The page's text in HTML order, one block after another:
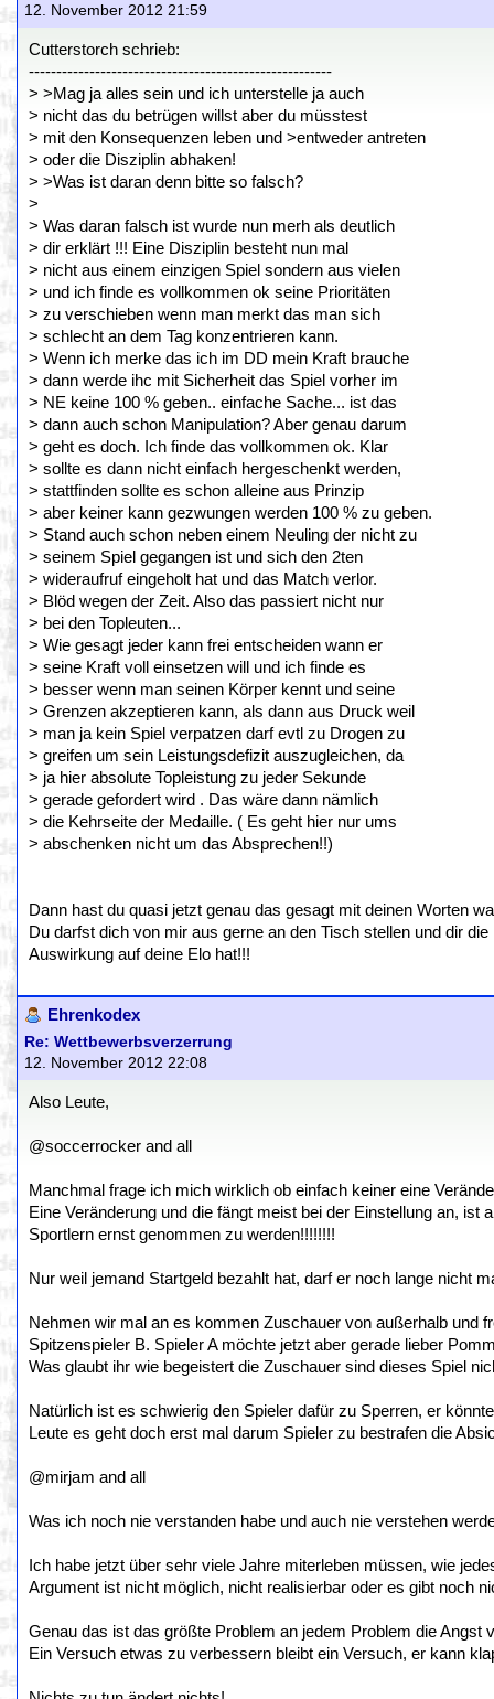
12. November 2012 21:59
Cutterstorch schrieb:
-------------------------------------------------------
> >Mag ja alles sein und ich unterstelle ja auch
> nicht das du betrügen willst aber du müsstest
> mit den Konsequenzen leben und >entweder antreten
> oder die Disziplin abhaken!
> >Was ist daran denn bitte so falsch?
>
> Was daran falsch ist wurde nun merh als deutlich
> dir erklärt !!! Eine Disziplin besteht nun mal
> nicht aus einem einzigen Spiel sondern aus vielen
> und ich finde es vollkommen ok seine Prioritäten
> zu verschieben wenn man merkt das man sich
> schlecht an dem Tag konzentrieren kann.
> Wenn ich merke das ich im DD mein Kraft brauche
> dann werde ihc mit Sicherheit das Spiel vorher im
> NE keine 100 % geben.. einfache Sache... ist das
> dann auch schon Manipulation? Aber genau darum
> geht es doch. Ich finde das vollkommen ok. Klar
> sollte es dann nicht einfach hergeschenkt werden,
> stattfinden sollte es schon alleine aus Prinzip
> aber keiner kann gezwungen werden 100 % zu geben.
> Stand auch schon neben einem Neuling der nicht zu
> seinem Spiel gegangen ist und sich den 2ten
> wideraufruf eingeholt hat und das Match verlor.
> Blöd wegen der Zeit. Also das passiert nicht nur
> bei den Topleuten...
> Wie gesagt jeder kann frei entscheiden wann er
> seine Kraft voll einsetzen will und ich finde es
> besser wenn man seinen Körper kennt und seine
> Grenzen akzeptieren kann, als dann aus Druck weil
> man ja kein Spiel verpatzen darf evtl zu Drogen zu
> greifen um sein Leistungsdefizit auszugleichen, da
> ja hier absolute Topleistung zu jeder Sekunde
> gerade gefordert wird . Das wäre dann nämlich
> die Kehrseite der Medaille. ( Es geht hier nur ums
> abschenken nicht um das Absprechen!!)
Dann hast du quasi jetzt genau das gesagt mit deinen Worten
Du darfst dich von mir aus gerne an den Tisch stellen und dir
Auswirkung auf deine Elo hat!!!
Ehrenkodex
Re: Wettbewerbsverzerrung
12. November 2012 22:08
Also Leute,
@soccerrocker and all
Manchmal frage ich mich wirklich ob einfach keiner eine
Eine Veränderung und die fängt meist bei der Einstellung an,
Sportlern ernst genommen zu werden!!!!!!!!
Nur weil jemand Startgeld bezahlt hat, darf er noch lange nicht
Nehmen wir mal an es kommen Zuschauer von außerhalb und
Spitzenspieler B. Spieler A möchte jetzt aber gerade lieber
Was glaubt ihr wie begeistert die Zuschauer sind dieses Spiel
Natürlich ist es schwierig den Spieler dafür zu Sperren, er
Leute es geht doch erst mal darum Spieler zu bestrafen die
@mirjam and all
Was ich noch nie verstanden habe und auch nie verstehen
Ich habe jetzt über sehr viele Jahre miterleben müssen, wie
Argument ist nicht möglich, nicht realisierbar oder es gibt noch
Genau das ist das größte Problem an jedem Problem die Angst
Ein Versuch etwas zu verbessern bleibt ein Versuch, er kann